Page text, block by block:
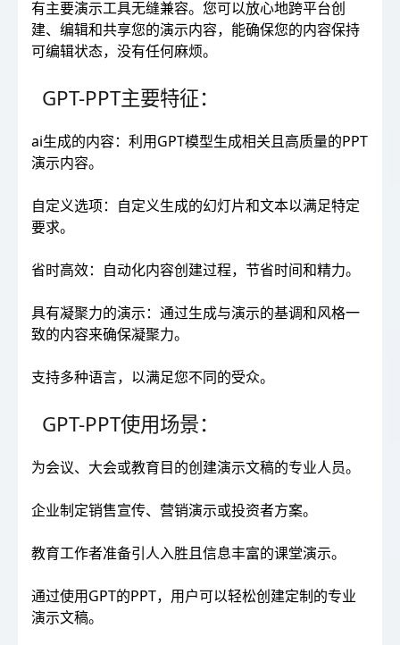
有主要演示工具无缝兼容。您可以放心地跨平台创
建、编辑和共享您的演示内容，能确保您的内容保持
可编辑状态，没有任何麻烦。
GPT-PPT主要特征：
ai生成的内容：利用GPT模型生成相关且高质量的PPT
演示内容。
自定义选项：自定义生成的幻灯片和文本以满足特定
要求。
省时高效：自动化内容创建过程，节省时间和精力。
具有凝聚力的演示：通过生成与演示的基调和风格一
致的内容来确保凝聚力。
支持多种语言，以满足您不同的受众。
GPT-PPT使用场景：
为会议、大会或教育目的创建演示文稿的专业人员。
企业制定销售宣传、营销演示或投资者方案。
教育工作者准备引人入胜且信息丰富的课堂演示。
通过使用GPT的PPT，用户可以轻松创建定制的专业
演示文稿。